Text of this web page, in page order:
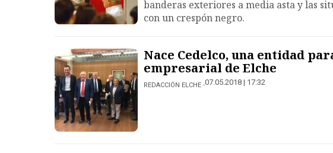
banderas exteriores a media asta y las
con un crespón negro.
Nace Cedelco, una entidad
empresarial de Elche
REDACCIÓN ELCHE 07.05.2018 | 17:32